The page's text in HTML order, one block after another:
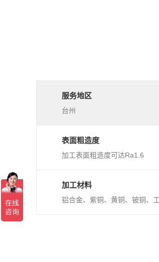
服务地区
台州
表面粗造度
加工表面粗造度可达Ra1.6
加工材料
铝合金、紫铜、黄铜、铍铜、